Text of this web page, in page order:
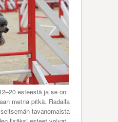
esteestä ja se on
metriä pitkä. Radalla
tavanomaista